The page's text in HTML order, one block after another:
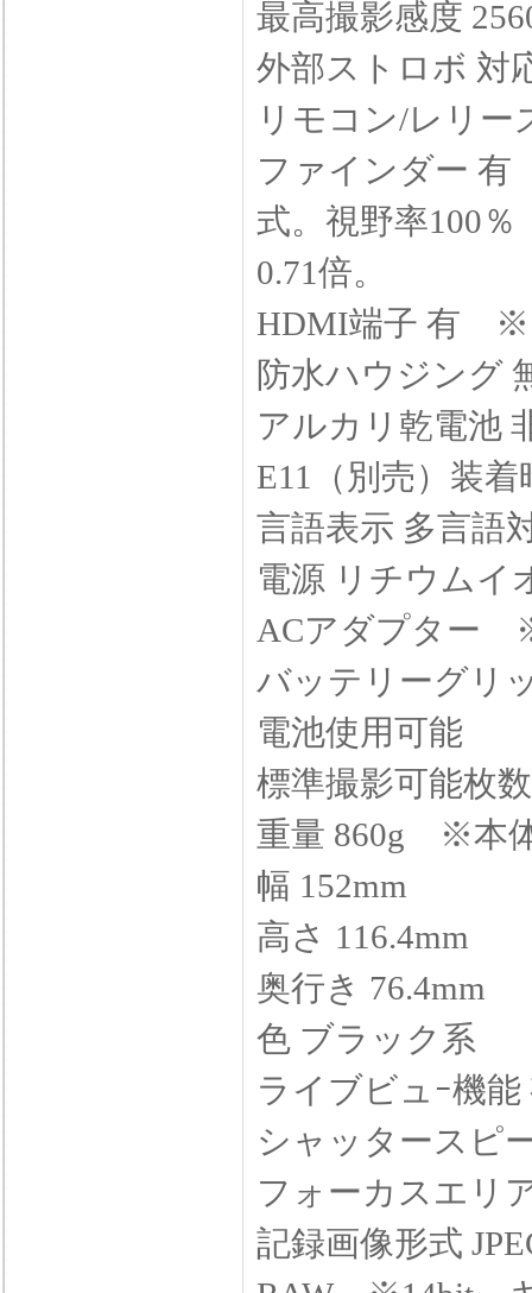
最高撮影感度
外部ストロボ 対
リモコン/レリー
ファインダー
式。視野率100
0.71倍。
HDMI端子 有 ※
防水ハウジング
アルカリ乾電池
E11（別売）装
言語表示 多言
電源 リチウム
ACアダプター
バッテリーグリ
電池使用可能
標準撮影可能枚
重量 860g ※本
幅 152mm
高さ 116.4mm
奥行き 76.4mm
色 ブラック系
ライブビュｰ機能
シャッタースピ
フォーカスエリ
記録画像形式